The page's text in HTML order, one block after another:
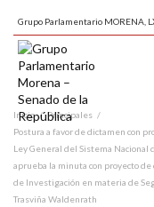
Grupo Parlamentario MORENA,
Inicio
Principales
Postura a favor de dictamen con
Ley General del Sistema
aprueba la minuta con proyecto
de Investigación en materia de
Trasviña Waldenrath